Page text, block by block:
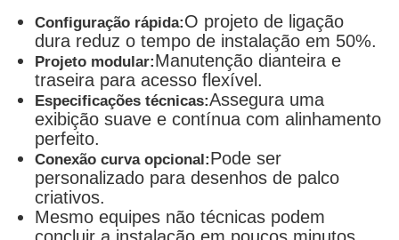
Configuração rápida:O projeto de ligação
dura reduz o tempo de instalação em 50%.
Projeto modular:Manutenção dianteira e
traseira para acesso flexível.
Especificações técnicas:Assegura uma
exibição suave e contínua com alinhamento
perfeito.
Conexão curva opcional:Pode ser
personalizado para desenhos de palco
criativos.
Mesmo equipes não técnicas podem